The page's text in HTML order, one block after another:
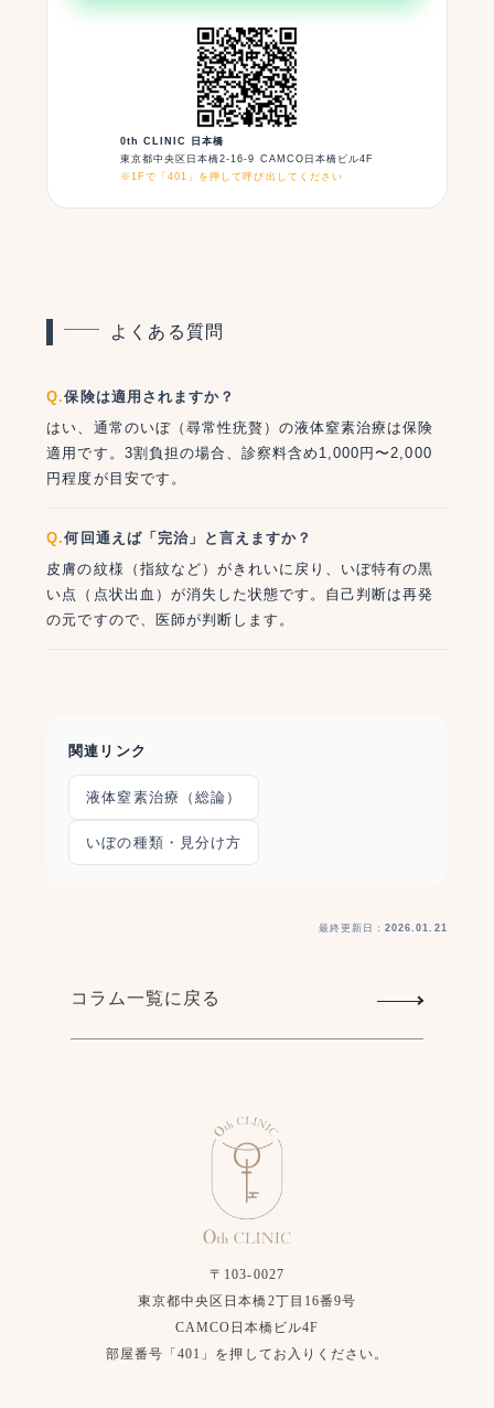
0th CLINIC 日本橋
東京都中央区日本橋2-16-9 CAMCO日本橋ビル4F
※1Fで「401」を押して呼び出してください
よくある質問
保険は適用されますか？
はい、通常のいぼ（尋常性疣贅）の液体窒素治療は保険
適用です。3割負担の場合、診察料含め1,000円〜2,000
円程度が目安です。
何回通えば「完治」と言えますか？
皮膚の紋様（指紋など）がきれいに戻り、いぼ特有の黒
い点（点状出血）が消失した状態です。自己判断は再発
の元ですので、医師が判断します。
関連リンク
液体窒素治療（総論）
いぼの種類・見分け方
最終更新日：2026.01.21
コラム一覧に戻る
〒103-0027
東京都中央区日本橋2丁目16番9号
CAMCO日本橋ビル4F
部屋番号「401」を押してお入りください。